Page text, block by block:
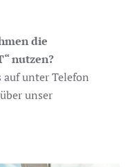
die
nutzen?
unter Telefon
unser